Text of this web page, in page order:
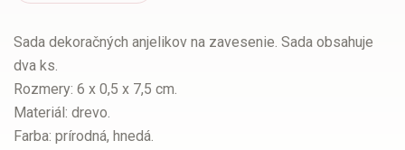
Sada dekoračných anjelikov na zavesenie. Sada obsahuje
dva ks.
Rozmery: 6 x 0,5 x 7,5 cm.
Materiál: drevo.
Farba: prírodná, hnedá.